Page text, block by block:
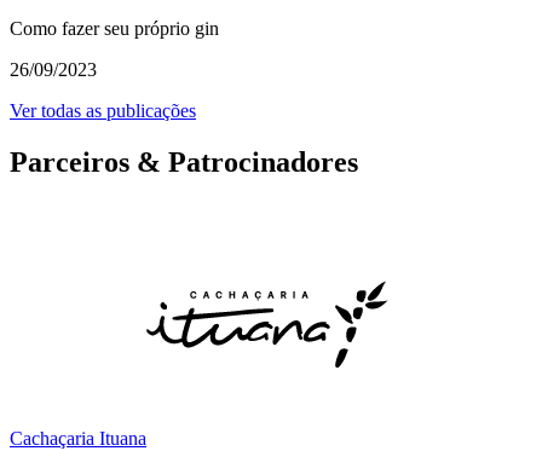
Como fazer seu próprio gin
26/09/2023
Ver todas as publicações
Parceiros & Patrocinadores
Cachaçaria Ituana